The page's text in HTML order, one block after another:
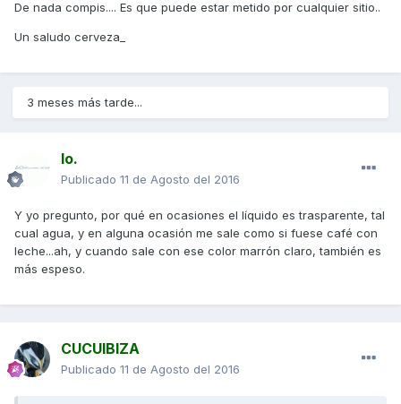
De nada compis.... Es que puede estar metido por cualquier sitio..
Un saludo cerveza_
3 meses más tarde...
Io.
Publicado 11 de Agosto del 2016
Y yo pregunto, por qué en ocasiones el líquido es trasparente, tal
cual agua, y en alguna ocasión me sale como si fuese café con
leche...ah, y cuando sale con ese color marrón claro, también es
más espeso.
CUCUIBIZA
Publicado 11 de Agosto del 2016